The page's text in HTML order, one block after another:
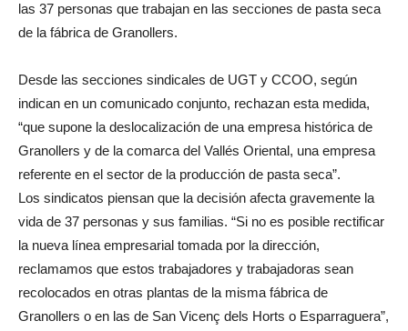
las 37 personas que trabajan en las secciones de pasta seca
de la fábrica de Granollers.
Desde las secciones sindicales de UGT y CCOO, según
indican en un comunicado conjunto, rechazan esta medida,
“que supone la deslocalización de una empresa histórica de
Granollers y de la comarca del Vallés Oriental, una empresa
referente en el sector de la producción de pasta seca”.
Los sindicatos piensan que la decisión afecta gravemente la
vida de 37 personas y sus familias. “Si no es posible rectificar
la nueva línea empresarial tomada por la dirección,
reclamamos que estos trabajadores y trabajadoras sean
recolocados en otras plantas de la misma fábrica de
Granollers o en las de San Vicenç dels Horts o Esparraguera”,